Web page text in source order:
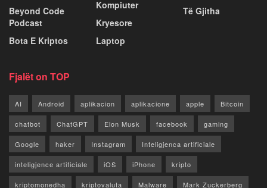
Beyond Code
Podcast
Bota E Kriptos
Kompiuter
Kryesore
Laptop
Të Gjitha
Fjalët on TOP
AI Android aplikacion aplikacione apple Bitcoin
chatbot ChatGPT Elon Musk facebook gaming
Google haker Instagram Inteligjenca artificiale
inteligjence artificiale iOS iPhone kripto
kriptomonedha kriptovaluta Malware Mark Zuckerberg